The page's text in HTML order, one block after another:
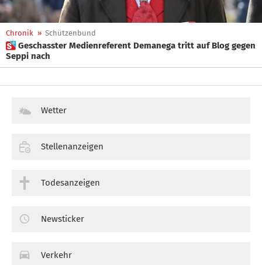
Chronik » Schützenbund
 Geschasster Medienreferent Demanega tritt auf Blog gegen
Seppi nach
Wetter
Stellenanzeigen
Todesanzeigen
Newsticker
Verkehr